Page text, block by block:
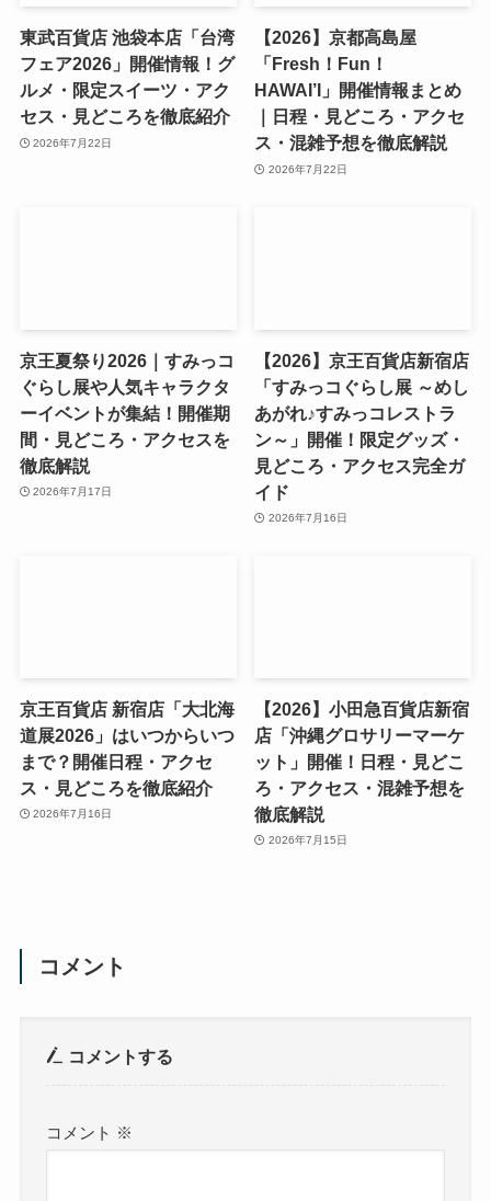
東武百貨店 池袋本店「台湾
フェア2026」開催情報！グ
ルメ・限定スイーツ・アク
セス・見どころを徹底紹介
2026年7月22日
【2026】京都高島屋
「Fresh！Fun！
HAWAI’I」開催情報まとめ
｜日程・見どころ・アクセ
ス・混雑予想を徹底解説
2026年7月22日
京王夏祭り2026｜すみっコ
ぐらし展や人気キャラクタ
ーイベントが集結！開催期
間・見どころ・アクセスを
徹底解説
2026年7月17日
【2026】京王百貨店新宿店
「すみっコぐらし展 ～めし
あがれ♪すみっコレストラ
ン～」開催！限定グッズ・
見どころ・アクセス完全ガ
イド
2026年7月16日
京王百貨店 新宿店「大北海
道展2026」はいつからいつ
まで？開催日程・アクセ
ス・見どころを徹底紹介
2026年7月16日
【2026】小田急百貨店新宿
店「沖縄グロサリーマーケ
ット」開催！日程・見どこ
ろ・アクセス・混雑予想を
徹底解説
2026年7月15日
コメント
コメントする
コメント ※